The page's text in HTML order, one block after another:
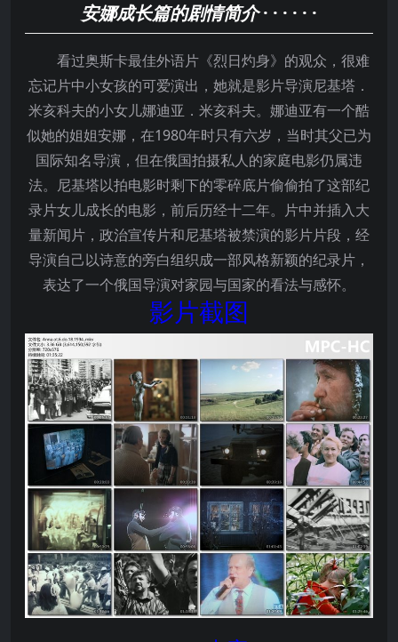
安娜成长篇的剧情简介· · · · · ·
看过奥斯卡最佳外语片《烈日灼身》的观众，很难
忘记片中小女孩的可爱演出，她就是影片导演尼基塔．
米亥科夫的小女儿娜迪亚．米亥科夫。娜迪亚有一个酷
似她的姐姐安娜，在1980年时只有六岁，当时其父已为
国际知名导演，但在俄国拍摄私人的家庭电影仍属违
法。尼基塔以拍电影时剩下的零碎底片偷偷拍了这部纪
录片女儿成长的电影，前后历经十二年。片中并插入大
量新闻片，政治宣传片和尼基塔被禁演的影片片段，经
导演自己以诗意的旁白组织成一部风格新颖的纪录片，
表达了一个俄国导演对家园与国家的看法与感怀。
影片截图